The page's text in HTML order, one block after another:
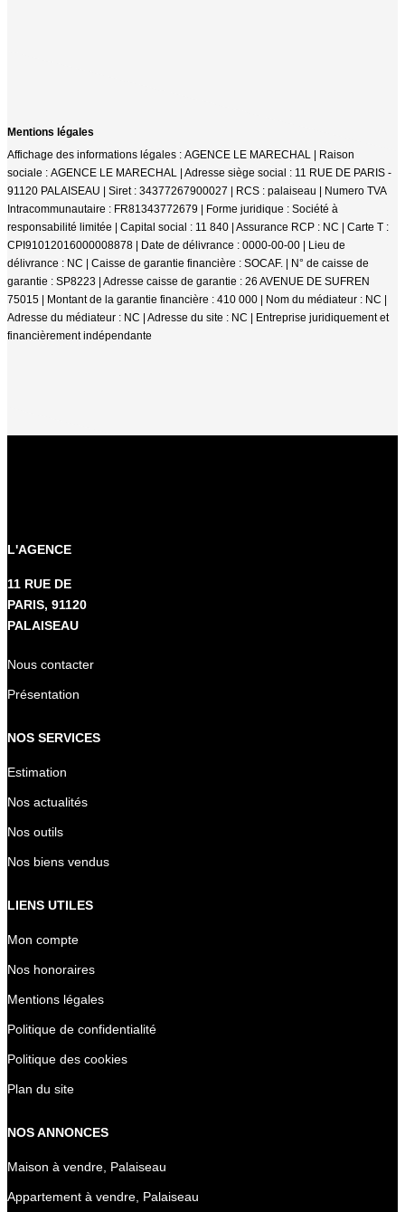
Mentions légales
Affichage des informations légales : AGENCE LE MARECHAL | Raison
sociale : AGENCE LE MARECHAL | Adresse siège social : 11 RUE DE PARIS -
91120 PALAISEAU | Siret : 34377267900027 | RCS : palaiseau | Numero TVA
Intracommunautaire : FR81343772679 | Forme juridique : Société à
responsabilité limitée | Capital social : 11 840 | Assurance RCP : NC | Carte T :
CPI91012016000008878 | Date de délivrance : 0000-00-00 | Lieu de
délivrance : NC | Caisse de garantie financière : SOCAF. | N° de caisse de
garantie : SP8223 | Adresse caisse de garantie : 26 AVENUE DE SUFREN
75015 | Montant de la garantie financière : 410 000 | Nom du médiateur : NC |
Adresse du médiateur : NC | Adresse du site : NC |
Entreprise juridiquement et
financièrement indépendante
L'AGENCE
11 RUE DE
PARIS, 91120
PALAISEAU
Nous contacter
Présentation
NOS SERVICES
Estimation
Nos actualités
Nos outils
Nos biens vendus
LIENS UTILES
Mon compte
Nos honoraires
Mentions légales
Politique de confidentialité
Politique des cookies
Plan du site
NOS ANNONCES
Maison à vendre, Palaiseau
Appartement à vendre, Palaiseau